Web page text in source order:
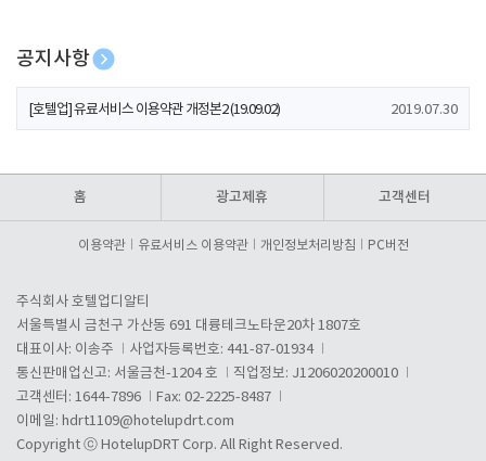
공지사항
[호텔업] 개인정보 처리방침 개정본1 (19.09.02)
[호텔업] 유료서비스 이용약관 개정본2 (19.09.02) 2019.07.30
홈 광고제휴 고객센터
이용약관 유료서비스 이용약관 개인정보처리방침 PC버전
주식회사 호텔업디알티
서울특별시 금천구 가산동 691 대륭테크노타운20차 1807호
대표이사: 이송주
사업자등록번호: 441-87-01934
통신판매업신고: 서울금천-1204 호
직업정보: J1206020200010
고객센터: 1644-7896
Fax: 02-2225-8487
이메일: hdrt1109@hotelupdrt.com
Copyright ⓒ HotelupDRT Corp. All Right Reserved.